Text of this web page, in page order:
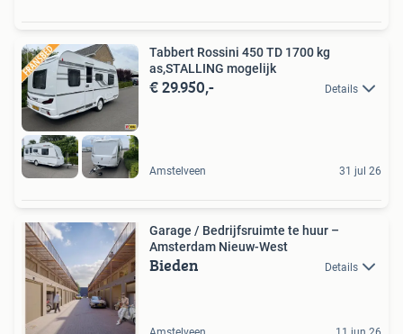
Tabbert Rossini 450 TD 1700 kg
as,STALLING mogelijk
€ 29.950,- Details
Amstelveen 31 jul 26
Garage / Bedrijfsruimte te huur –
Amsterdam Nieuw-West
Bieden Details